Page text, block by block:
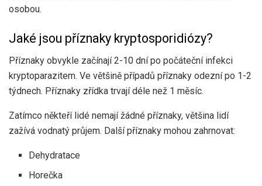
osobou.
Jaké jsou příznaky kryptosporidiózy?
Příznaky obvykle začínají 2-10 dní po počáteční infekci
kryptoparazitem. Ve většině případů příznaky odezní po 1-2
týdnech. Příznaky zřídka trvají déle než 1 měsíc.
Zatímco někteří lidé nemají žádné příznaky, většina lidí
zažívá vodnatý průjem. Další příznaky mohou zahrnovat:
Dehydratace
Horečka